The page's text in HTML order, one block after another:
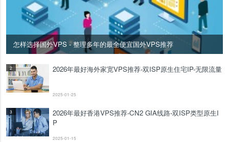
怎样选择国外VPS - 整理多年的最全便宜国外VPS推荐
2 2026年最好海外家宽VPS推荐-双ISP原生住宅IP-无限流量
2025-01-25
3
2026年最好香港VPS推荐-CN2 GIA线路-双ISP类型原生I
P
2025-01-15